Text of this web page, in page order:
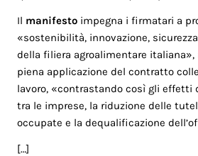
Il manifesto impegna i firmatari a
«sostenibilità, innovazione,
della filiera agroalimentare
piena applicazione del contratto
lavoro, «contrastando così gli effetti
tra le imprese, la riduzione delle
occupate e la dequalificazione
[…]